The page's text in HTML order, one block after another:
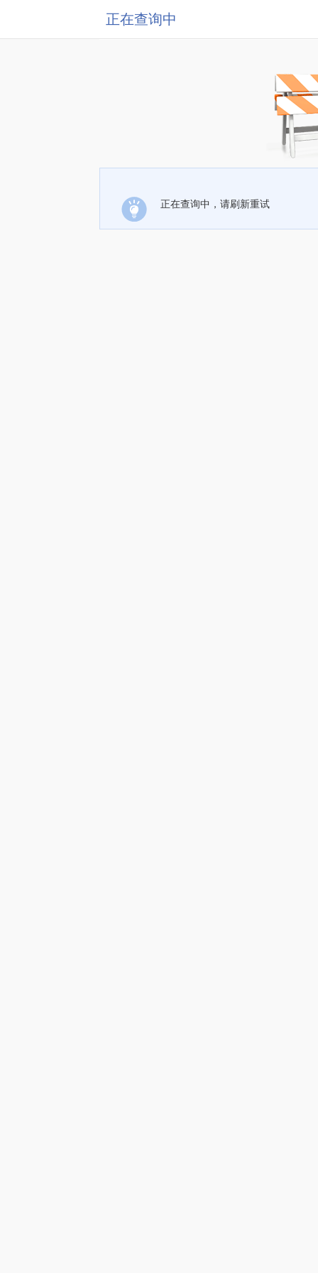
正在查询中
正在查询中，请刷新重试